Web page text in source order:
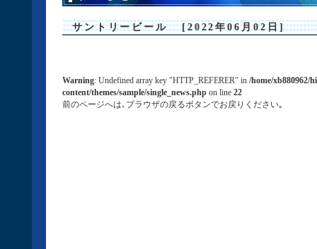
サントリービール 2022年06月02日
Warning: Undefined array key "HTTP_REFERER" in /home/xb880962/
content/themes/sample/single_news.phpon line 22
前のページへは､ブラウザの戻るボタンでお戻りください｡